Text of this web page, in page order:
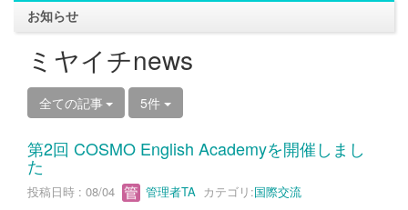
お知らせ
ミヤイチnews
全ての記事 5件
第2回 COSMO English Academyを開催しまし
た
投稿日時 : 08/04 管理者TA カテゴリ:国際交流